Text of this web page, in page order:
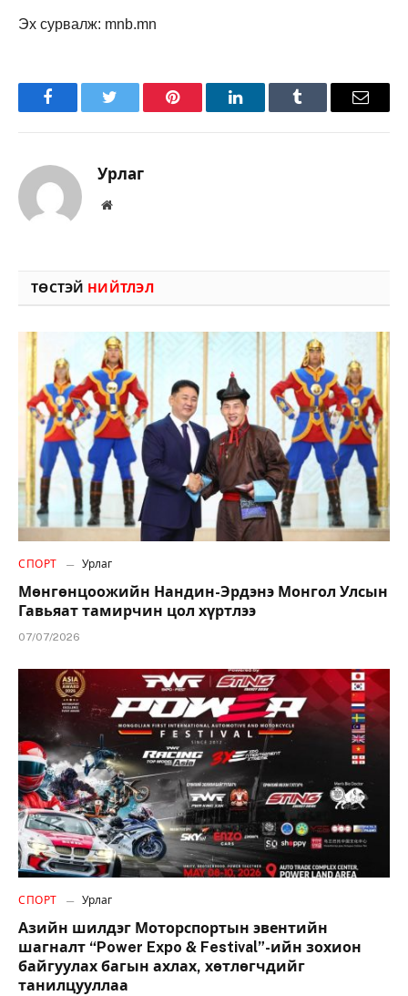
Эх сурвалж: mnb.mn
FacebookTwitter Pinterest LinkedInTumblr Имэйл
Урлаг
Вэбсайт
ТӨСТЭЙ НИЙТЛЭЛ
СПОРТ Урлаг
Мөнгөнцоожийн Нандин-Эрдэнэ Монгол Улсын
Гавьяат тамирчин цол хүртлээ
07/07/2026
СПОРТ Урлаг
Азийн шилдэг Моторспортын эвентийн
шагналт “Power Expo & Festival”-ийн зохион
байгуулах багын ахлах, хөтлөгчдийг
танилцууллаа